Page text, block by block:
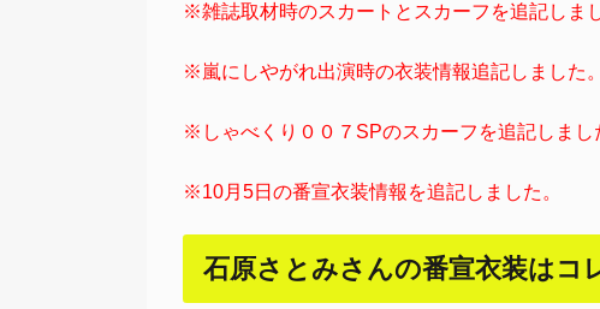
※雑誌取材時のスカートとスカーフを追記しまし
※嵐にしやがれ出演時の衣装情報追記しました。
※しゃべくり００７SPのスカーフを追記しまし
※10月5日の番宣衣装情報を追記しました。
石原さとみさんの番宣衣装はコ